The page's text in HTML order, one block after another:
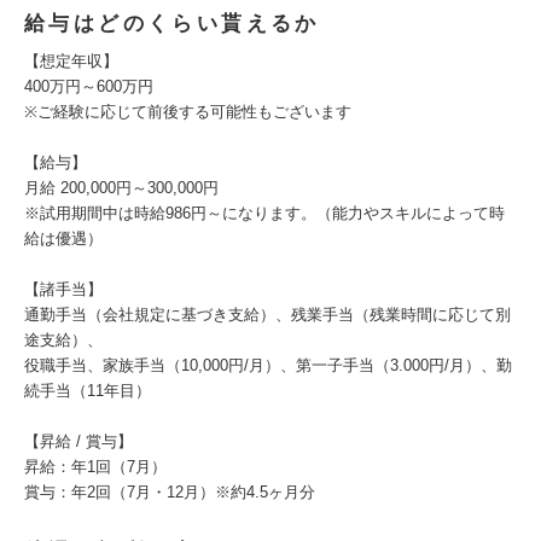
給与はどのくらい貰えるか
【想定年収】
400万円～600万円
※ご経験に応じて前後する可能性もございます
【給与】
月給 200,000円～300,000円
※試用期間中は時給986円～になります。（能力やスキルによって時
給は優遇）
【諸手当】
通勤手当（会社規定に基づき支給）、残業手当（残業時間に応じて別
途支給）、
役職手当、家族手当（10,000円/月）、第一子手当（3.000円/月）、勤
続手当（11年目）
【昇給 / 賞与】
昇給：年1回（7月）
賞与：年2回（7月・12月）※約4.5ヶ月分